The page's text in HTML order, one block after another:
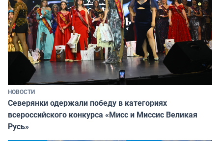
НОВОСТИ
Северянки одержали победу в категориях
всероссийского конкурса «Мисс и Миссис Великая
Русь»